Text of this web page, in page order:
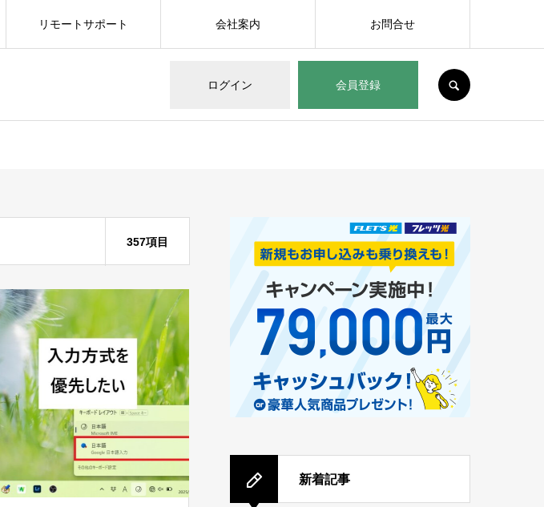
ログイン 会員登録
リモートサポート 会社案内 お問合せ
357項目
新着記事